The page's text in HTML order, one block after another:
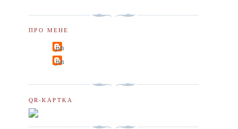
ПРО МЕНЕ
jin
jin
QR-КАРТКА